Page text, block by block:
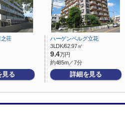
荘
見る
ハーゲンベルグ立花
3LDK/62.97㎡
9.4万円
約485m／7分
詳細を見る